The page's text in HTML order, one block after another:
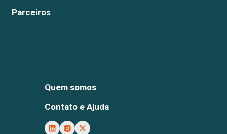
Parceiros
Quem somos
Contato e Ajuda